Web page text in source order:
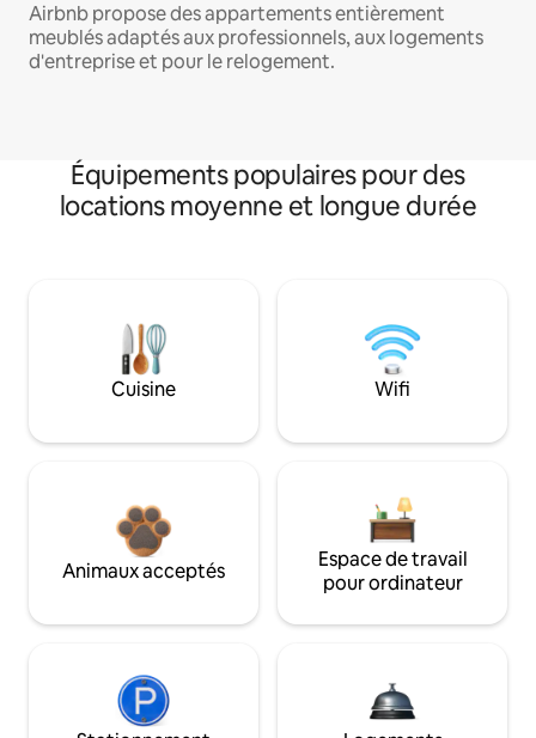
Airbnb propose des appartements entièrement
meublés adaptés aux professionnels, aux logements
d'entreprise et pour le relogement.
Équipements populaires pour des
locations moyenne et longue durée
Cuisine Wifi
Animaux acceptés
Espace de travail
pour ordinateur